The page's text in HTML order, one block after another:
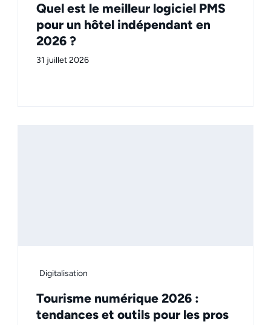
Quel est le meilleur logiciel PMS
pour un hôtel indépendant en
2026 ?
31 juillet 2026
Digitalisation
Tourisme numérique 2026 :
tendances et outils pour les pros